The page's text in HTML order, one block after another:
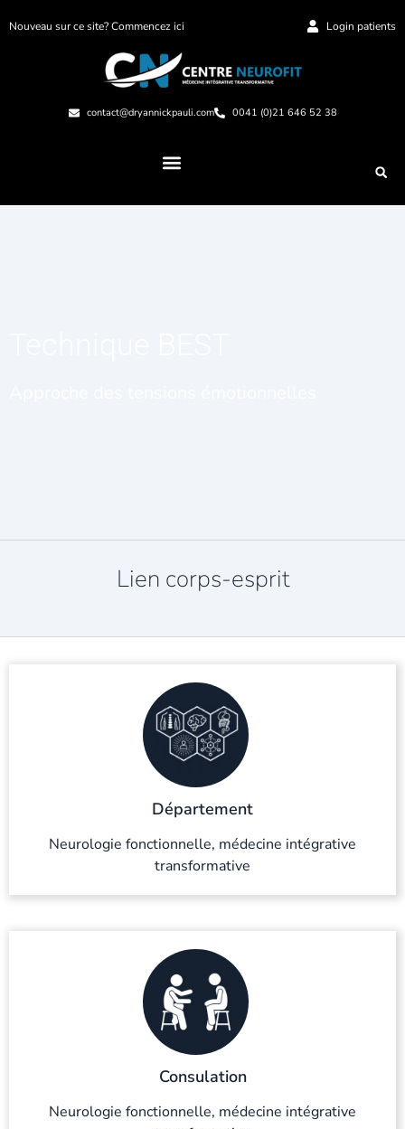
Nouveau sur ce site? Commencez ici Login patients
contact@dryannickpauli.com 0041 (0)21 646 52 38
Lien corps-esprit
Département
Neurologie fonctionnelle, médecine intégrative
transformative
Consulation
Neurologie fonctionnelle, médecine intégrative